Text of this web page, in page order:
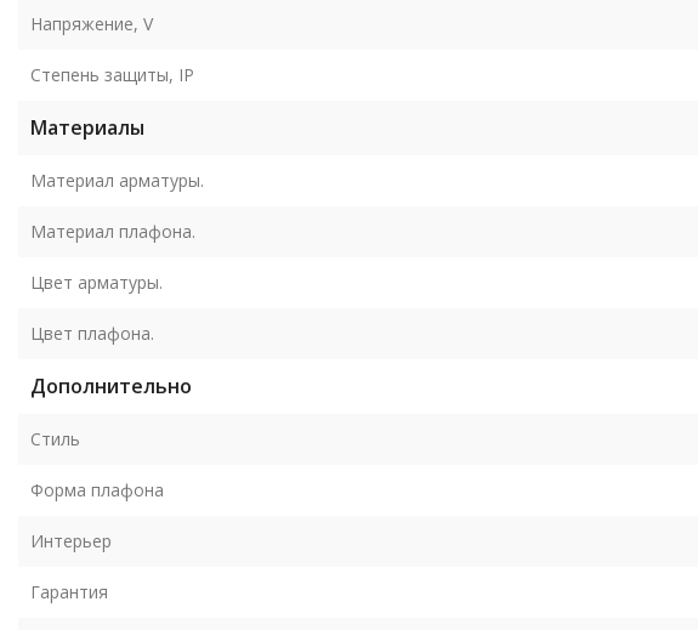
Напряжение, V
Степень защиты, IP
Материалы
Материал арматуры.
Материал плафона.
Цвет арматуры.
Цвет плафона.
Дополнительно
Стиль
Форма плафона
Интерьер
Гарантия